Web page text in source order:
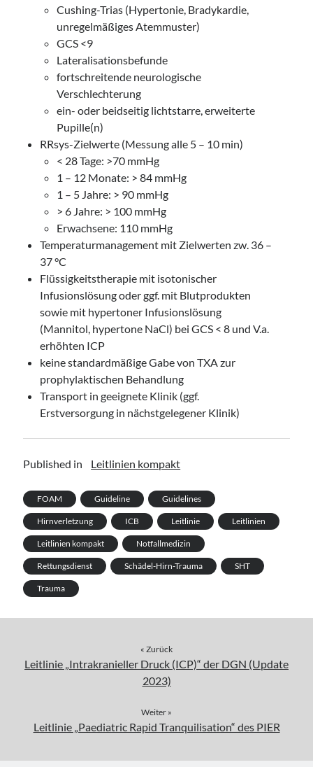
Cushing-Trias (Hypertonie, Bradykardie,
unregelmäßiges Atemmuster)
GCS <9
Lateralisationsbefunde
fortschreitende neurologische
Verschlechterung
ein- oder beidseitig lichtstarre, erweiterte
Pupille(n)
RRsys-Zielwerte (Messung alle 5 – 10 min)
< 28 Tage: >70 mmHg
1 – 12 Monate: > 84 mmHg
1 – 5 Jahre: > 90 mmHg
> 6 Jahre: > 100 mmHg
Erwachsene: 110 mmHg
Temperaturmanagement mit Zielwerten zw. 36 –
37 °C
Flüssigkeitstherapie mit isotonischer
Infusionslösung oder ggf. mit Blutprodukten
sowie mit hypertoner Infusionslösung
(Mannitol, hypertone NaCl) bei GCS < 8 und V.a.
erhöhten ICP
keine standardmäßige Gabe von TXA zur
prophylaktischen Behandlung
Transport in geeignete Klinik (ggf.
Erstversorgung in nächstgelegener Klinik)
Published in Leitlinien kompakt
FOAM Guideline Guidelines
Hirnverletzung ICB Leitlinie Leitlinien
Leitlinien kompakt Notfallmedizin
Rettungsdienst Schädel-Hirn-Trauma SHT
Trauma
« Zurück
Leitlinie „Intrakranieller Druck (ICP)“ der DGN (Update
2023)
Weiter »
Leitlinie „Paediatric Rapid Tranquilisation“ des PIER